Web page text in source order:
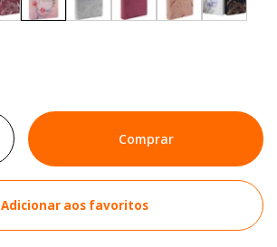
Comprar
Adicionar aos favoritos